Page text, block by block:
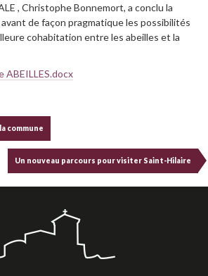
, Christophe Bonnemort, a conclu la
de façon pragmatique les possibilités
cohabitation entre les abeilles et la
ABEILLES.docx
commune
Un nouveau parcours pour visiter Saint-Hilaire